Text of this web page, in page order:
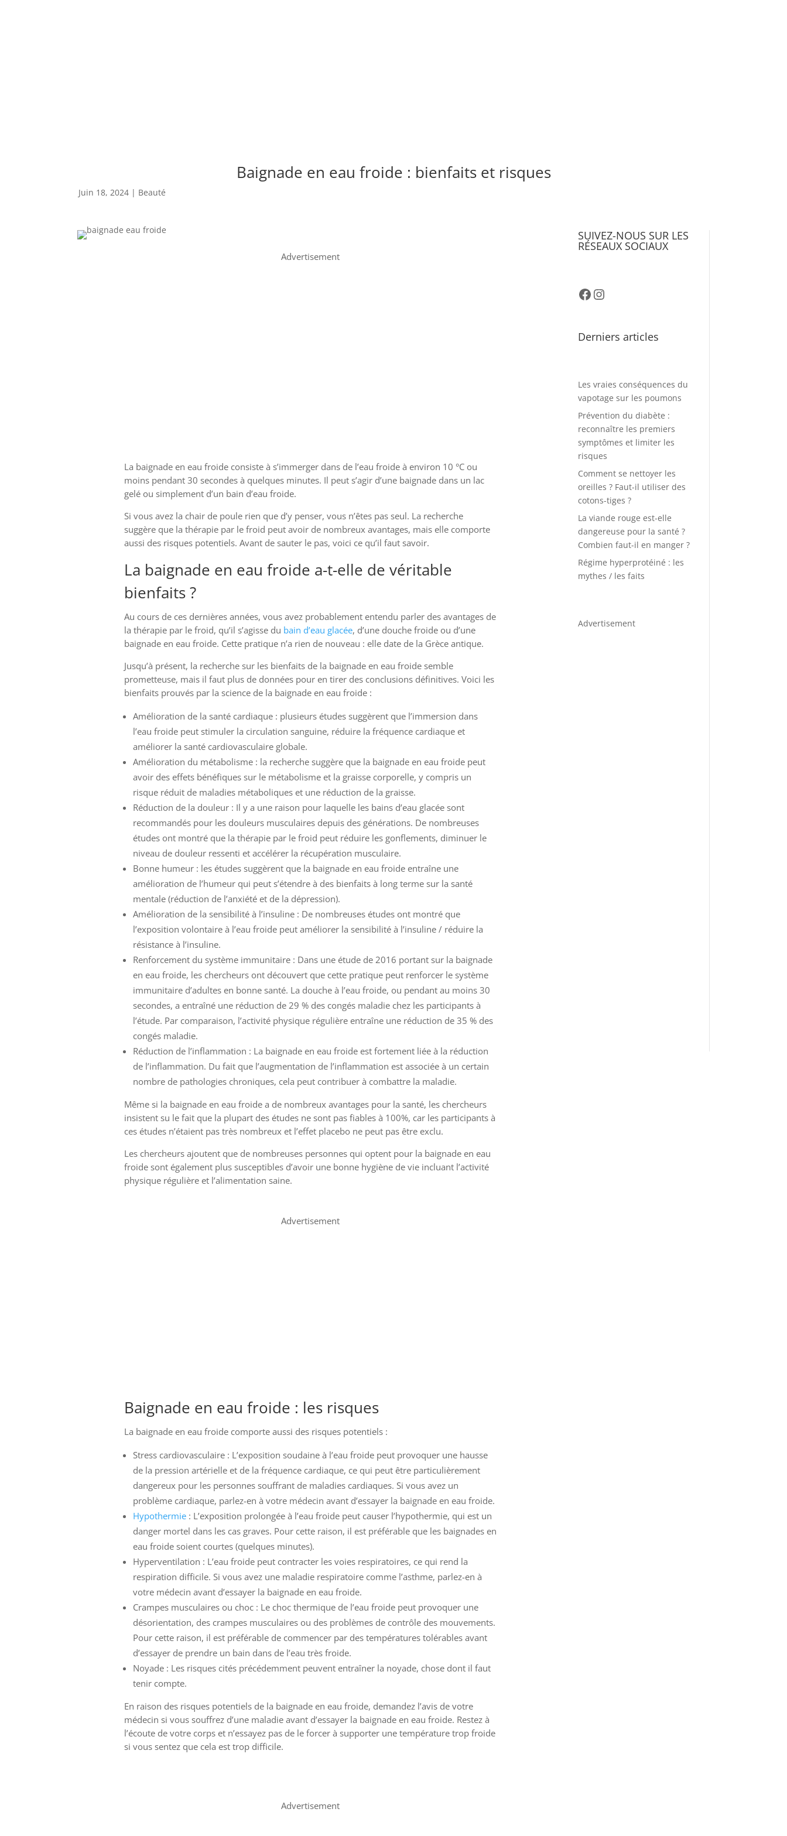
Baignade en eau froide : bienfaits et risques
Juin 18, 2024 | Beauté
Advertisement
La baignade en eau froide consiste à s’immerger dans de l’eau froide à environ 10 °C ou
moins pendant 30 secondes à quelques minutes. Il peut s’agir d’une baignade dans un lac
gelé ou simplement d’un bain d’eau froide.
Si vous avez la chair de poule rien que d’y penser, vous n’êtes pas seul. La recherche
suggère que la thérapie par le froid peut avoir de nombreux avantages, mais elle comporte
aussi des risques potentiels. Avant de sauter le pas, voici ce qu’il faut savoir.
La baignade en eau froide a-t-elle de véritable
bienfaits ?
Au cours de ces dernières années, vous avez probablement entendu parler des avantages de
la thérapie par le froid, qu’il s’agisse du bain d’eau glacée, d’une douche froide ou d’une
baignade en eau froide. Cette pratique n’a rien de nouveau : elle date de la Grèce antique.
Jusqu’à présent, la recherche sur les bienfaits de la baignade en eau froide semble
prometteuse, mais il faut plus de données pour en tirer des conclusions définitives. Voici les
bienfaits prouvés par la science de la baignade en eau froide :
Amélioration de la santé cardiaque : plusieurs études suggèrent que l’immersion dans
l’eau froide peut stimuler la circulation sanguine, réduire la fréquence cardiaque et
améliorer la santé cardiovasculaire globale.
Amélioration du métabolisme : la recherche suggère que la baignade en eau froide peut
avoir des effets bénéfiques sur le métabolisme et la graisse corporelle, y compris un
risque réduit de maladies métaboliques et une réduction de la graisse.
Réduction de la douleur : Il y a une raison pour laquelle les bains d’eau glacée sont
recommandés pour les douleurs musculaires depuis des générations. De nombreuses
études ont montré que la thérapie par le froid peut réduire les gonflements, diminuer le
niveau de douleur ressenti et accélérer la récupération musculaire.
Bonne humeur : les études suggèrent que la baignade en eau froide entraîne une
amélioration de l’humeur qui peut s’étendre à des bienfaits à long terme sur la santé
mentale (réduction de l’anxiété et de la dépression).
Amélioration de la sensibilité à l’insuline : De nombreuses études ont montré que
l’exposition volontaire à l’eau froide peut améliorer la sensibilité à l’insuline / réduire la
résistance à l’insuline.
Renforcement du système immunitaire : Dans une étude de 2016 portant sur la baignade
en eau froide, les chercheurs ont découvert que cette pratique peut renforcer le système
immunitaire d’adultes en bonne santé. La douche à l’eau froide, ou pendant au moins 30
secondes, a entraîné une réduction de 29 % des congés maladie chez les participants à
l’étude. Par comparaison, l’activité physique régulière entraîne une réduction de 35 % des
congés maladie.
Réduction de l’inflammation : La baignade en eau froide est fortement liée à la réduction
de l’inflammation. Du fait que l’augmentation de l’inflammation est associée à un certain
nombre de pathologies chroniques, cela peut contribuer à combattre la maladie.
Même si la baignade en eau froide a de nombreux avantages pour la santé, les chercheurs
insistent su le fait que la plupart des études ne sont pas fiables à 100%, car les participants à
ces études n’étaient pas très nombreux et l’effet placebo ne peut pas être exclu.
Les chercheurs ajoutent que de nombreuses personnes qui optent pour la baignade en eau
froide sont également plus susceptibles d’avoir une bonne hygiène de vie incluant l’activité
physique régulière et l’alimentation saine.
Advertisement
Baignade en eau froide : les risques
La baignade en eau froide comporte aussi des risques potentiels :
Stress cardiovasculaire : L’exposition soudaine à l’eau froide peut provoquer une hausse
de la pression artérielle et de la fréquence cardiaque, ce qui peut être particulièrement
dangereux pour les personnes souffrant de maladies cardiaques. Si vous avez un
problème cardiaque, parlez-en à votre médecin avant d’essayer la baignade en eau froide.
Hypothermie: L’exposition prolongée à l’eau froide peut causer l’hypothermie, qui est un
danger mortel dans les cas graves. Pour cette raison, il est préférable que les baignades en
eau froide soient courtes (quelques minutes).
Hyperventilation : L’eau froide peut contracter les voies respiratoires, ce qui rend la
respiration difficile. Si vous avez une maladie respiratoire comme l’asthme, parlez-en à
votre médecin avant d’essayer la baignade en eau froide.
Crampes musculaires ou choc : Le choc thermique de l’eau froide peut provoquer une
désorientation, des crampes musculaires ou des problèmes de contrôle des mouvements.
Pour cette raison, il est préférable de commencer par des températures tolérables avant
d’essayer de prendre un bain dans de l’eau très froide.
Noyade : Les risques cités précédemment peuvent entraîner la noyade, chose dont il faut
tenir compte.
En raison des risques potentiels de la baignade en eau froide, demandez l’avis de votre
médecin si vous souffrez d’une maladie avant d’essayer la baignade en eau froide. Restez à
l’écoute de votre corps et n’essayez pas de le forcer à supporter une température trop froide
si vous sentez que cela est trop difficile.
Advertisement
SUIVEZ-NOUS SUR LES
RÉSEAUX SOCIAUX
Facebook
Instagram
Derniers articles
Les vraies conséquences du
vapotage sur les poumons
Prévention du diabète :
reconnaître les premiers
symptômes et limiter les
risques
Comment se nettoyer les
oreilles ? Faut-il utiliser des
cotons-tiges ?
La viande rouge est-elle
dangereuse pour la santé ?
Combien faut-il en manger ?
Régime hyperprotéiné : les
mythes / les faits
Advertisement